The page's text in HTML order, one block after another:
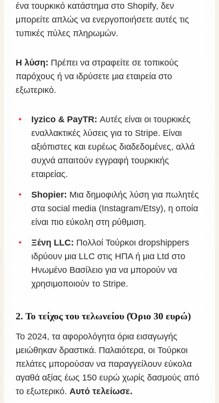
ένα τουρκικό κατάστημα στο Shopify, δεν
μπορείτε απλώς να ενεργοποιήσετε αυτές τις
τυπικές πύλες πληρωμών.
Η λύση: Πρέπει να στραφείτε σε τοπικούς
παρόχους ή να ιδρύσετε μια εταιρεία στο
εξωτερικό.
Iyzico & PayTR: Αυτές είναι οι τουρκικές
εναλλακτικές λύσεις για το Stripe. Είναι
αξιόπιστες και ευρέως διαδεδομένες, αλλά
συχνά απαιτούν εγγραφή τουρκικής
εταιρείας.
Shopier: Μια δημοφιλής λύση για πωλητές
στα social media (Instagram/Etsy), η οποία
είναι πιο εύκολη στη ρύθμιση.
Ξένη LLC: Πολλοί Τούρκοι dropshippers
ιδρύουν μια LLC στις ΗΠΑ ή μια Ltd στο
Ηνωμένο Βασίλειο για να μπορούν να
χρησιμοποιούν το Stripe.
2. Το τείχος του τελωνείου (Όριο 30 ευρώ)
Το 2024, τα αφορολόγητα όρια εισαγωγής
μειώθηκαν δραστικά. Παλαιότερα, οι Τούρκοι
πελάτες μπορούσαν να παραγγείλουν εύκολα
αγαθά αξίας έως 150 ευρώ χωρίς δασμούς από
το εξωτερικό. Αυτό τελείωσε.